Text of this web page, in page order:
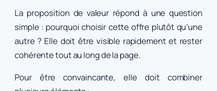
La proposition de valeur répond à une question
simple : pourquoi choisir cette offre plutôt qu’une
autre ? Elle doit être visible rapidement et rester
cohérente tout au long de la page.
Pour être convaincante, elle doit combiner